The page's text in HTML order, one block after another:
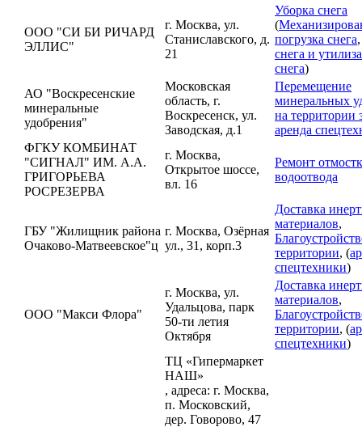
ООО "СИ БИ РИЧАРД
ЭЛЛИС"
г. Москва, ул.
Станиславского, д.
21
Уборка снега
(
погрузка снега
снега и
снега)
АО "Воскресенские
минеральные
удобрения"
Московская
область, г.
Воскресенск, ул.
Заводская, д.1
Перемещение
минеральных
на территории
аренда
ФГКУ КОМБИНАТ
"СИГНАЛ" ИМ. А.А.
ГРИГОРЬЕВА
РОСРЕЗЕРВА
г. Москва,
Открытое шоссе,
вл. 16
Ремонт
водоотвода
ГБУ "Жилищник района
Очаково-Матвеевское"ц
г. Москва, Озёрная
ул., 31, корп.3
Доставка
материалов,
территории, (
спецтехники)
ООО "Макси Флора"
г. Москва, ул.
Удальцова, парк
50-ти летия
Октября
Доставка
материалов,
территории, (
спецтехники)
ТЦ «Гипермаркет
НАШ»
, адреса: г. Москва,
п. Московский,
дер. Говорово, 47